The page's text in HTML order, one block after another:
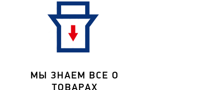
МЫ ЗНАЕМ ВСЕ О
ТОВАРАХ